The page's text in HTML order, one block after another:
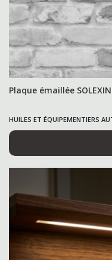
Plaque émaillée
HUILES ET ÉQUIPEMENTIERS